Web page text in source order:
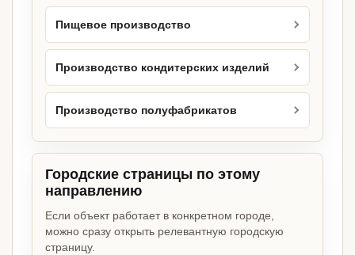
Пищевое производство
Производство кондитерских изделий
Производство полуфабрикатов
Городские страницы по этому
направлению
Если объект работает в конкретном городе,
можно сразу открыть релевантную городскую
страницу.